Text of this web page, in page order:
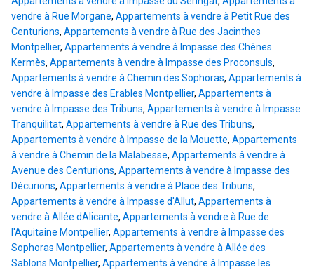
vendre à Rue Morgane, Appartements à vendre à Petit Rue des
Centurions, Appartements à vendre à Rue des Jacinthes
Montpellier, Appartements à vendre à Impasse des Chênes
Kermès, Appartements à vendre à Impasse des Proconsuls,
Appartements à vendre à Chemin des Sophoras, Appartements à
vendre à Impasse des Erables Montpellier, Appartements à
vendre à Impasse des Tribuns, Appartements à vendre à Impasse
Tranquilitat, Appartements à vendre à Rue des Tribuns,
Appartements à vendre à Impasse de la Mouette, Appartements
à vendre à Chemin de la Malabesse, Appartements à vendre à
Avenue des Centurions, Appartements à vendre à Impasse des
Décurions, Appartements à vendre à Place des Tribuns,
Appartements à vendre à Impasse d'Allut, Appartements à
vendre à Allée dAlicante, Appartements à vendre à Rue de
l'Aquitaine Montpellier, Appartements à vendre à Impasse des
Sophoras Montpellier, Appartements à vendre à Allée des
Sablons Montpellier, Appartements à vendre à Impasse les